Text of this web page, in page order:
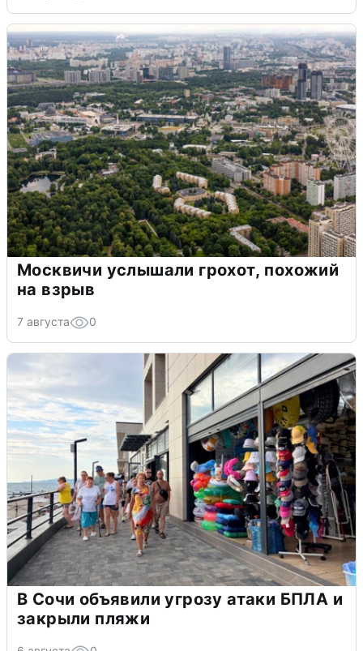
Москвичи услышали грохот, похожий
на взрыв
7 августа 0
В Сочи объявили угрозу атаки БПЛА и
закрыли пляжи